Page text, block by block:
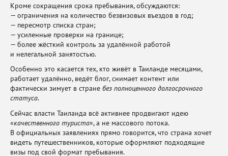
Кроме сокращения срока пребывания, обсуждаются:
— ограничения на количество безвизовых въездов в год;
— пересмотр списка стран;
— усиленные проверки на границе;
— более жёсткий контроль за удалённой работой
и нелегальной занятостью.
Особенно это касается тех, кто живёт в Таиланде месяцами,
работает удалённо, ведёт блог, снимает контент или
фактически зимует в стране без полноценного долгосрочного
статуса.
Сейчас власти Таиланда всё активнее продвигают идею
«качественного туриста», а не массового потока.
В официальных заявлениях прямо говорится, что страна хочет
видеть путешественников, которые оформляют подходящие
визы под свой формат пребывания.